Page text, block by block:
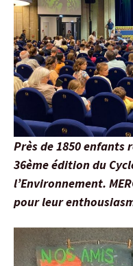
Près de 1850 enfants
36ème édition du
l’Environnement.
pour leur